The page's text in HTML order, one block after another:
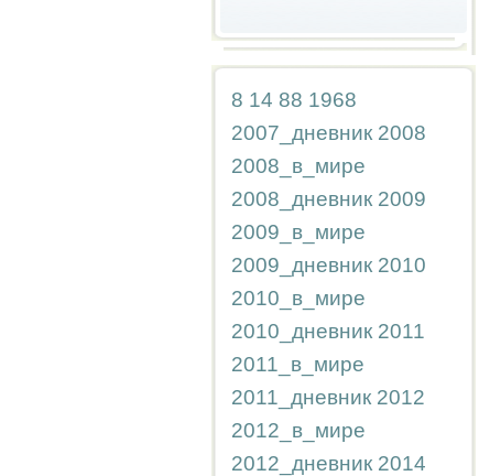
8 14 88 1968
2007_дневник 2008
2008_в_мире
2008_дневник 2009
2009_в_мире
2009_дневник 2010
2010_в_мире
2010_дневник 2011
2011_в_мире
2011_дневник 2012
2012_в_мире
2012_дневник 2014